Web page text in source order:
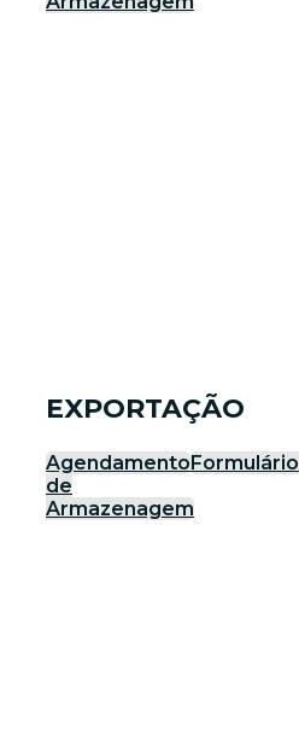
EXPORTAÇÃO
AgendamentoFormulário
de
Armazenagem